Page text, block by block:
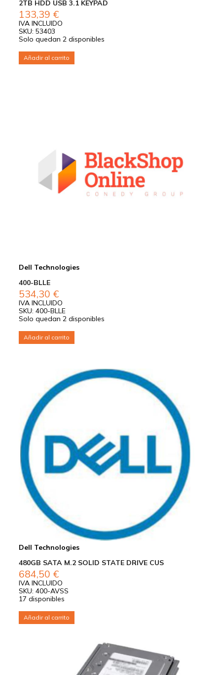
2TB HDD USB 3.1 KEYPAD
133,39 €
IVA INCLUIDO
SKU: 53403
Solo quedan 2 disponibles
Añadir al carrito
Dell Technologies
400-BLLE
534,30 €
IVA INCLUIDO
SKU: 400-BLLE
Solo quedan 2 disponibles
Añadir al carrito
Dell Technologies
480GB SATA M.2 SOLID STATE DRIVE CUS
684,50 €
IVA INCLUIDO
SKU: 400-AVSS
17 disponibles
Añadir al carrito